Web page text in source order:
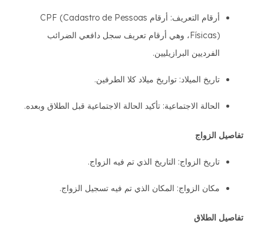
أرقام التعريف: أرقام CPF (Cadastro de Pessoas
Físicas)، وهي أرقام تعريف سجل دافعي الضرائب
الفرديين البرازيليين.
تاريخ الميلاد: تواريخ ميلاد كلا الطرفين.
الحالة الاجتماعية: تأكيد الحالة الاجتماعية قبل الطلاق وبعده.
تفاصيل الزواج
تاريخ الزواج: التاريخ الذي تم فيه الزواج.
مكان الزواج: المكان الذي تم فيه تسجيل الزواج.
تفاصيل الطلاق